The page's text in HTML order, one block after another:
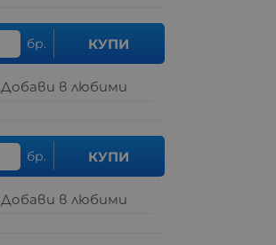
бр. КУПИ
Добави в любими
бр. КУПИ
Добави в любими